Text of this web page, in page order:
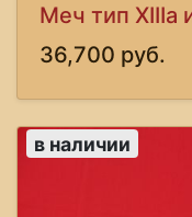
Меч тип XIIIa
36,700 руб.
в наличии